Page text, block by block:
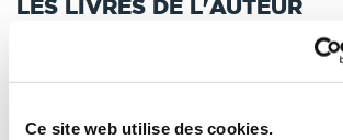
Ce site web utilise des cookies.
LES LIVRES DE L'AUTEUR
Tri